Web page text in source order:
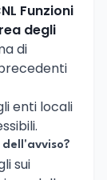
Funzioni
degli
di
enti locali
sui